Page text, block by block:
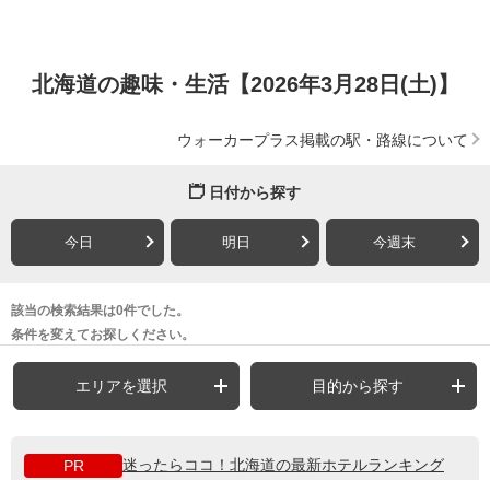
北海道の趣味・生活【2026年3月28日(土)】
ウォーカープラス掲載の駅・路線について
日付から探す
今日 明日 今週末
該当の検索結果は0件でした。
条件を変えてお探しください。
エリアを選択 目的から探す
PR
迷ったらココ！北海道の最新ホテルランキング